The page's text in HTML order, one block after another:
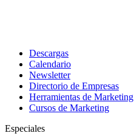
Descargas
Calendario
Newsletter
Directorio de Empresas
Herramientas de Marketing
Cursos de Marketing
Especiales